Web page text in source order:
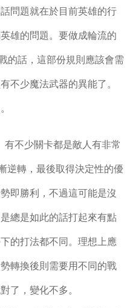
問題就在於目前英雄的行
雄的問題。要做成輪流的
的話，這部份規則應該會需
不少魔法武器的異能了。
有不少關卡都是敵人有非常
逆轉，最後取得決定性的優
即勝利，不過這可能是沒
總是如此的話打起來有點
的打法都不同。理想上應
轉換後則需要用不同的戰
了，變化不多。